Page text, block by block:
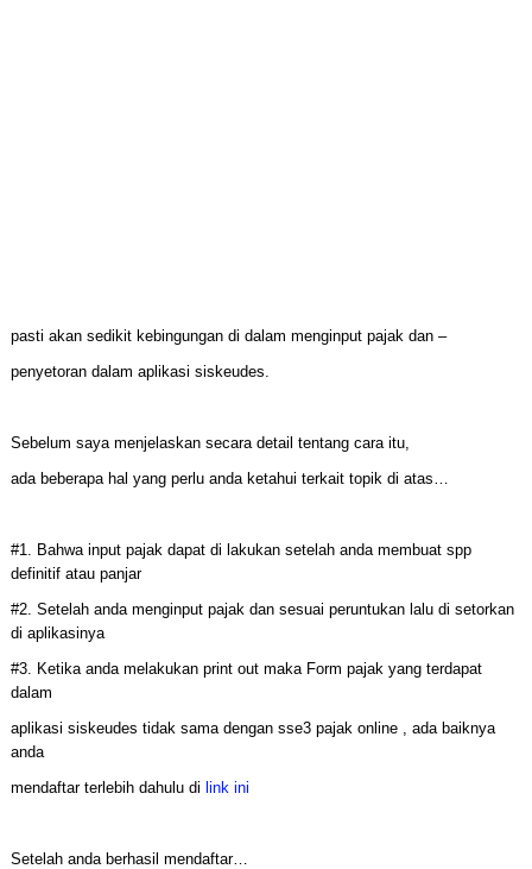
pasti akan sedikit kebingungan di dalam menginput pajak dan –
penyetoran dalam aplikasi siskeudes.
Sebelum saya menjelaskan secara detail tentang cara itu,
ada beberapa hal yang perlu anda ketahui terkait topik di atas…
#1. Bahwa input pajak dapat di lakukan setelah anda membuat spp
definitif atau panjar
#2. Setelah anda menginput pajak dan sesuai peruntukan lalu di setorkan
di aplikasinya
#3. Ketika anda melakukan print out maka Form pajak yang terdapat
dalam
aplikasi siskeudes tidak sama dengan sse3 pajak online , ada baiknya
anda
mendaftar terlebih dahulu di link ini
Setelah anda berhasil mendaftar…